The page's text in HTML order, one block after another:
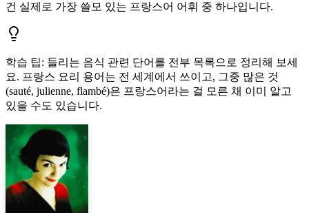
건 실제로 가장 쓸모 있는 프랑스어 어휘 중 하나입니다.
학습 팁: 들리는 음식 관련 단어를 전부 목록으로 정리해 보세
요. 프랑스 요리 용어는 전 세계에서 쓰이고, 그중 많은 것
(sauté, julienne, flambé)은 프랑스어라는 걸 모른 채 이미 알고
있을 수도 있습니다.